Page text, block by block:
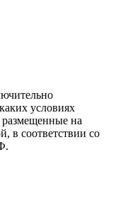
условиях
на
в соответствии со